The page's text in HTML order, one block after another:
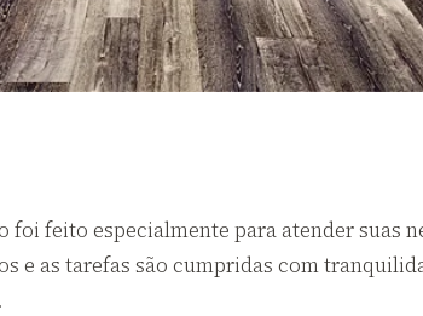
foi feito especialmente para atender suas
e as tarefas são cumpridas com